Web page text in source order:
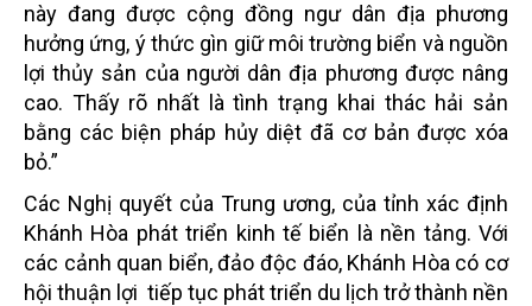
này đang được cộng đồng ngư dân địa phương
hưởng ứng, ý thức gìn giữ môi trường biển và nguồn
lợi thủy sản của người dân địa phương được nâng
cao. Thấy rõ nhất là tình trạng khai thác hải sản
bằng các biện pháp hủy diệt đã cơ bản được xóa
bỏ.”
Các Nghị quyết của Trung ương, của tỉnh xác định
Khánh Hòa phát triển kinh tế biển là nền tảng. Với
các cảnh quan biển, đảo độc đáo, Khánh Hòa có cơ
hội thuận lợi tiếp tục phát triển du lịch trở thành nền